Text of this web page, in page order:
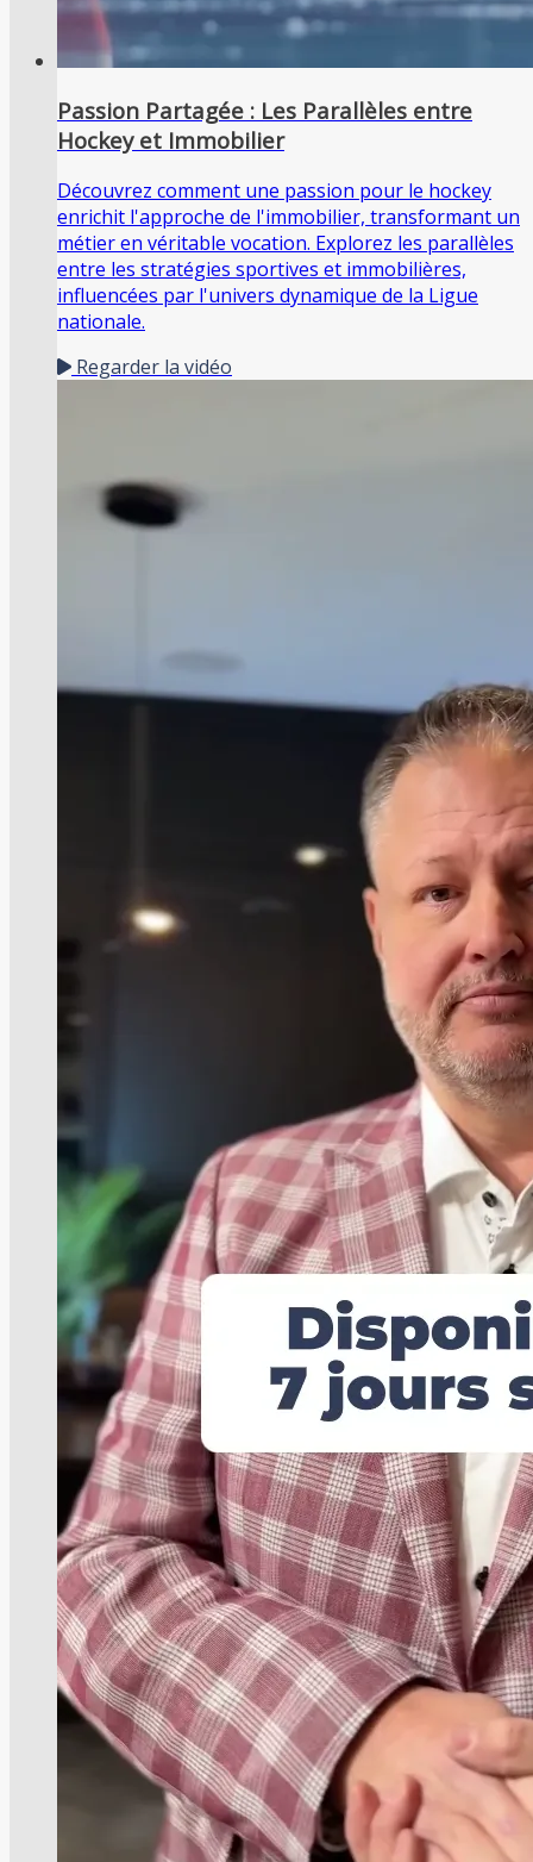
Passion Partagée : Les Parallèles entre
Hockey et Immobilier
Découvrez comment une passion pour le hockey
enrichit l'approche de l'immobilier, transformant un
métier en véritable vocation. Explorez les parallèles
entre les stratégies sportives et immobilières,
influencées par l'univers dynamique de la Ligue
nationale.
Regarder la vidéo